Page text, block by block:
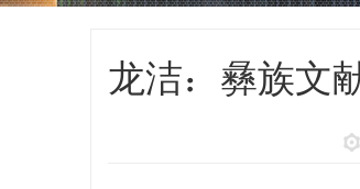
龙洁：彝族文